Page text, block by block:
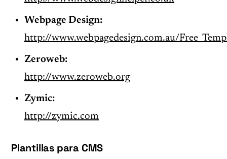
Webpage Design:
http://www.webpagedesign.com.au/
Zeroweb:
http://www.zeroweb.org
Zymic:
http://zymic.com
Plantillas para CMS